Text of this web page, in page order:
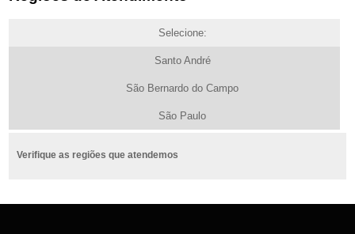
Selecione:
Santo André
São Bernardo do Campo
São Paulo
Verifique as regiões que atendemos